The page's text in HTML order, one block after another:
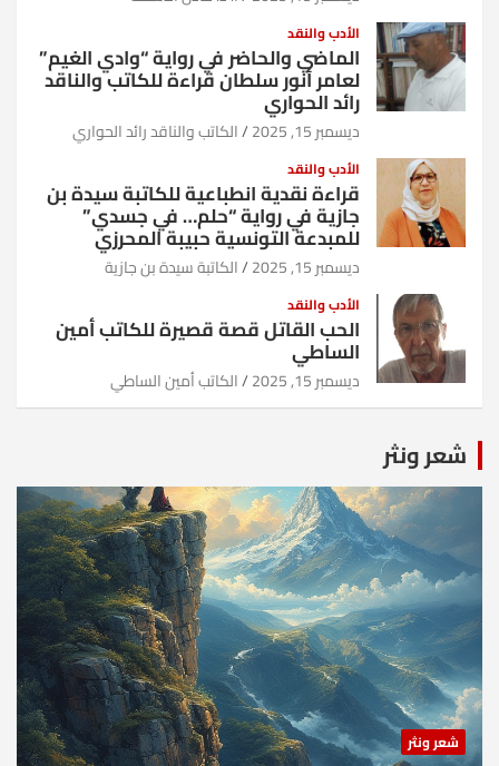
الأدب والنقد
الماضي والحاضر في رواية “وادي الغيم”
لعامر أنور سلطان قراءة للكاتب والناقد
رائد الحواري
ديسمبر 15, 2025 الكاتب والناقد رائد الحواري
الأدب والنقد
قراءة نقدية انطباعية للكاتبة سيدة بن
جازية في رواية “حلم… في جسدي”
للمبدعة التونسية حبيبة المحرزي
ديسمبر 15, 2025 الكاتبة سيدة بن جازية
الأدب والنقد
الحب القاتل قصة قصيرة للكاتب أمين
الساطي
ديسمبر 15, 2025 الكاتب أمين الساطي
شعر ونثر
شعر ونثر